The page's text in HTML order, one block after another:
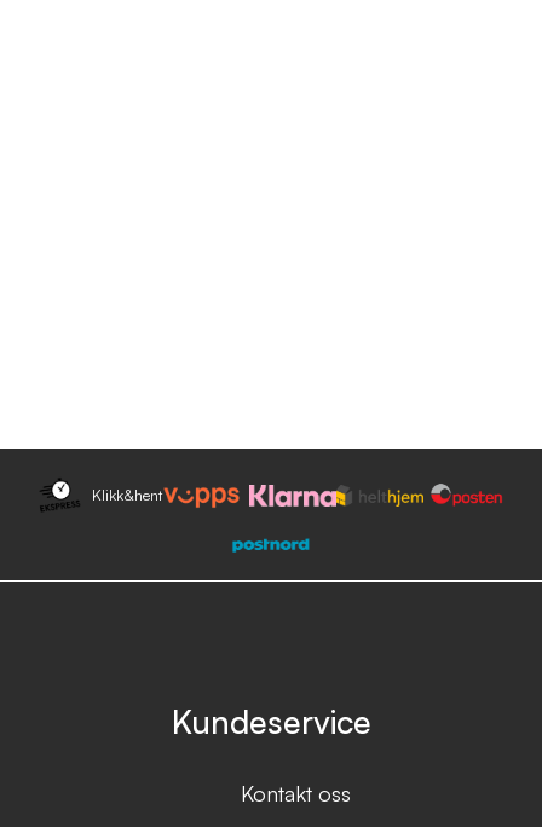
Klikk&hent
Kundeservice
Kontakt oss